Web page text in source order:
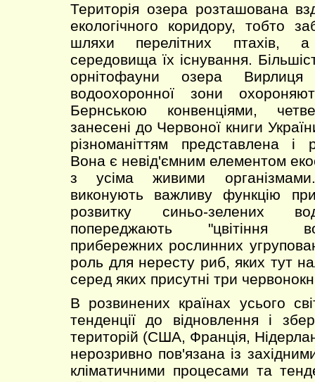
Територія озера розташована
екологічного коридору, тобто
шляхи перелітних птахів,
середовища їх існування.
орнітофауни озера
водоохоронної зони
Бернською конвенціями,
занесені до Червоної книги
різноманіттям представлена і
Вона є невід'ємним елементом
з усіма живими
виконують важливу функцію
розвитку синьо-зелених
попереджають "цвітіння
прибережних рослинних
роль для нересту риб, яких тут
серед яких присутні три
В розвинених країнах усього
тенденції до відновлення і
територій (США, Франція,
нерозривно пов'язана із
кліматичними процесами та